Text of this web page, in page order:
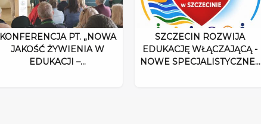
KONFERENCJA PT. „NOWA
JAKOŚĆ ŻYWIENIA W
EDUKACJI –…
SZCZECIN ROZWIJA
EDUKACJĘ WŁĄCZAJĄCĄ -
NOWE SPECJALISTYCZNE…